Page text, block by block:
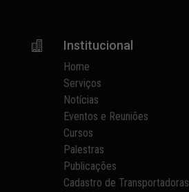
 Institucional
Home
Serviços
Notícias
Eventos e Reuniões
Cursos
Palestras
Publicações
Cadastro de Transportadoras